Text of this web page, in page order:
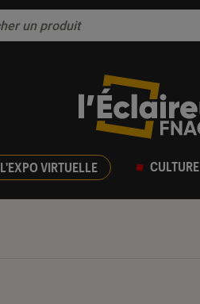
VIRTUELLE CULTURE